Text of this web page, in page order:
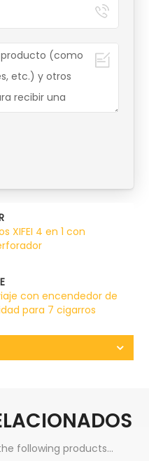
XIFEI 4 en 1 con
con encendedor de
para 7 cigarros
following products...